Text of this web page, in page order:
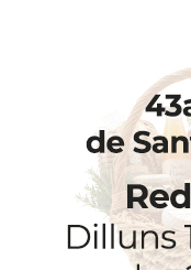
STAY UPDATED
Uneix-te al
Tota l’actualitat,
al teu correu.
la informació que